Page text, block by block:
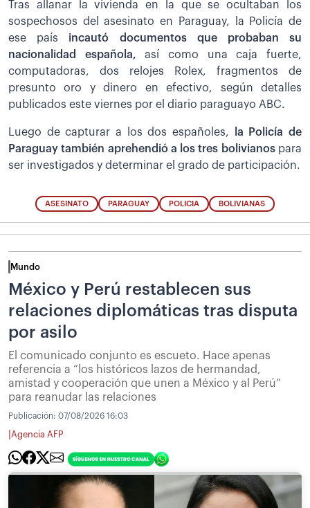
Tras allanar la vivienda en la que se ocultaban los
sospechosos del asesinato en Paraguay, la Policía de
ese país incautó documentos que probaban su
nacionalidad española, así como una caja fuerte,
computadoras, dos relojes Rolex, fragmentos de
presunto oro y dinero en efectivo, según detalles
publicados este viernes por el diario paraguayo ABC.
Luego de capturar a los dos españoles,
la Policía de
Paraguay también aprehendió a los tres bolivianos para
ser investigados y determinar el grado de participación.
ASESINATO PARAGUAY POLICIA BOLIVIANAS
Mundo
México y Perú restablecen sus
relaciones diplomáticas tras disputa
por asilo
El comunicado conjunto es escueto. Hace apenas
referencia a “los históricos lazos de hermandad,
amistad y cooperación que unen a México y al Perú”
para reanudar las relaciones
Publicación: 07/08/2026 16:03
Agencia AFP